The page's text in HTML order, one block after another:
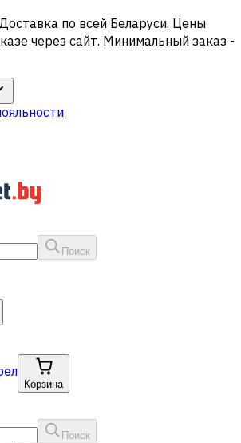
по всей Беларуси. Цены
через сайт. Минимальный заказ -
Поиск
Корзина
Поиск